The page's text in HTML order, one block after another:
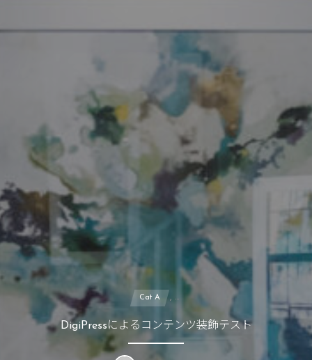
Cat A , …
DigiPressによるコンテンツ装飾テスト